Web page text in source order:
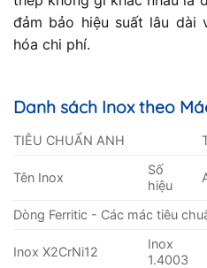
đảm bảo hiệu suất lâu dài
hóa chi phí.
Danh sách Inox theo
TIÊU CHUẨN ANH
Tên Inox
Số
hiệu
Dòng Ferritic - Các mác tiêu
Inox X2CrNi12
Inox
1.4003